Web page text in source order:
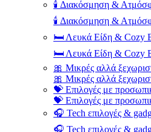
🕯️ Διακόσμηση &
🕯️ Διακόσμηση &
🛏️ Λευκά Είδη & Cozy
🛏️ Λευκά Είδη & Cozy
🎀 Μικρές αλλά
🎀 Μικρές αλλά
💝 Επιλογές με
💝 Επιλογές με
🎧 Tech επιλογές &
🎧 Tech επιλογές &